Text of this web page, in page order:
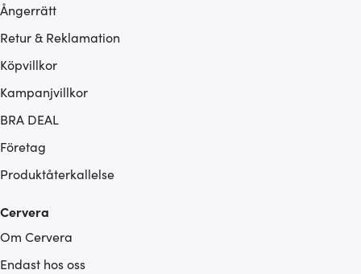
Ångerrätt
Retur & Reklamation
Köpvillkor
Kampanjvillkor
BRA DEAL
Företag
Produktåterkallelse
Cervera
Om Cervera
Endast hos oss